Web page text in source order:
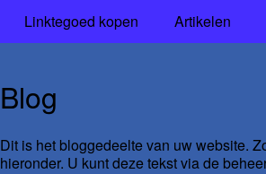
Linktegoed kopen Artikelen
Blog
Dit is het bloggedeelte van uw website.
hieronder. U kunt deze tekst via de